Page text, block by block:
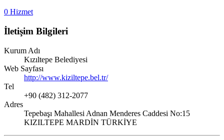
0 Hizmet
İletişim Bilgileri
Kurum Adı
Kızıltepe Belediyesi
Web Sayfası
http://www.kiziltepe.bel.tr/
Tel
+90 (482) 312-2077
Adres
Tepebaşı Mahallesi Adnan Menderes Caddesi No:15
KIZILTEPE MARDİN TÜRKİYE